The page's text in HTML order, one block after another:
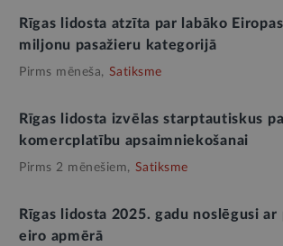
Rīgas lidosta atzīta par labāko
miljonu pasažieru kategorijā
Pirms mēneša, Satiksme
Rīgas lidosta izvēlas starptautiskus
komercplatību apsaimniekošanai
Pirms 2 mēnešiem, Satiksme
Rīgas lidosta 2025. gadu noslēgusi
eiro apmērā